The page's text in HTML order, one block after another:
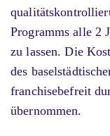
Programms alle 2
zu lassen. Die
des
franchisebefreit
übernommen.